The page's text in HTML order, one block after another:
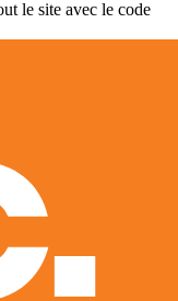
le site avec le code